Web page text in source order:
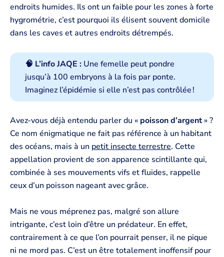
endroits humides. Ils ont un faible pour les zones à forte
hygrométrie, c’est pourquoi ils élisent souvent domicile
dans les caves et autres endroits détrempés.
🧠 L’info JAQE : Une femelle peut pondre
jusqu’à 100 embryons à la fois par ponte.
Imaginez l’épidémie si elle n’est pas contrôlée !
Avez-vous déjà entendu parler du « poisson d’argent» ?
Ce nom énigmatique ne fait pas référence à un habitant
des océans, mais à un petit insecte terrestre. Cette
appellation provient de son apparence scintillante qui,
combinée à ses mouvements vifs et fluides, rappelle
ceux d’un poisson nageant avec grâce.
Mais ne vous méprenez pas, malgré son allure
intrigante, c’est loin d’être un prédateur. En effet,
contrairement à ce que l’on pourrait penser, il ne pique
ni ne mord pas. C’est un être totalement inoffensif pour